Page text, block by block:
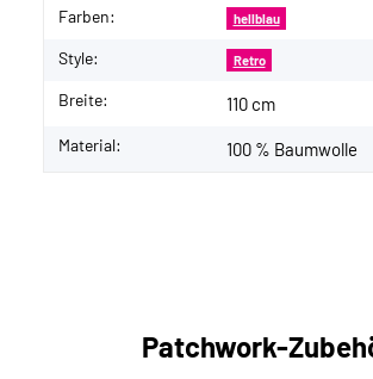
Farben: hellblau
Style: Retro
Breite: 110 cm
Material: 100 % Baumwolle
Patchwork-